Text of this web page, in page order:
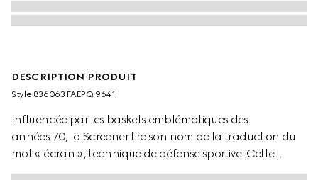
DESCRIPTION PRODUIT
Style ‎836063 FAEPQ 9641
Influencée par les baskets emblématiques des
années 70, la Screener tire son nom de la traduction du
mot « écran », technique de défense sportive. Cette
variante mule est déclinée en cuir beige. La bande Web